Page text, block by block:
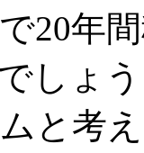
20年
しょ
と考